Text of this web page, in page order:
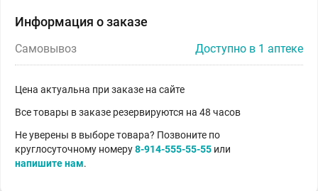
Информация о заказе
Самовывоз Доступно в 1 аптеке
Цена актуальна при заказе на сайте
Все товары в заказе резервируются на 48 часов
Не уверены в выборе товара? Позвоните по
круглосуточному номеру8-914-555-55-55 или
напишите нам.